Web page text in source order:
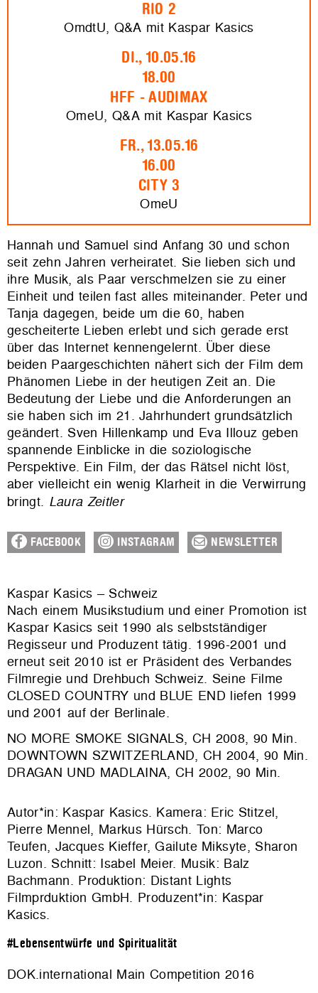
RIO 2
OmdtU, Q&A mit Kaspar Kasics
DI., 10.05.16
18.00
HFF - AUDIMAX
OmeU, Q&A mit Kaspar Kasics
FR., 13.05.16
16.00
CITY 3
OmeU
Hannah und Samuel sind Anfang 30 und schon
seit zehn Jahren verheiratet. Sie lieben sich und
ihre Musik, als Paar verschmelzen sie zu einer
Einheit und teilen fast alles miteinander. Peter und
Tanja dagegen, beide um die 60, haben
gescheiterte Lieben erlebt und sich gerade erst
über das Internet kennengelernt. Über diese
beiden Paargeschichten nähert sich der Film dem
Phänomen Liebe in der heutigen Zeit an. Die
Bedeutung der Liebe und die Anforderungen an
sie haben sich im 21. Jahrhundert grundsätzlich
geändert. Sven Hillenkamp und Eva Illouz geben
spannende Einblicke in die soziologische
Perspektive. Ein Film, der das Rätsel nicht löst,
aber vielleicht ein wenig Klarheit in die Verwirrung
bringt. Laura Zeitler
FACEBOOK INSTAGRAM NEWSLETTER
Kaspar Kasics – Schweiz
Nach einem Musikstudium und einer Promotion ist
Kaspar Kasics seit 1990 als selbstständiger
Regisseur und Produzent tätig. 1996-2001 und
erneut seit 2010 ist er Präsident des Verbandes
Filmregie und Drehbuch Schweiz. Seine Filme
CLOSED COUNTRY und BLUE END liefen 1999
und 2001 auf der Berlinale.
NO MORE SMOKE SIGNALS, CH 2008, 90 Min.
DOWNTOWN SZWITZERLAND, CH 2004, 90 Min.
DRAGAN UND MADLAINA, CH 2002, 90 Min.
Autor*in: Kaspar Kasics. Kamera: Eric Stitzel,
Pierre Mennel, Markus Hürsch. Ton: Marco
Teufen, Jacques Kieffer, Gailute Miksyte, Sharon
Luzon. Schnitt: Isabel Meier. Musik: Balz
Bachmann. Produktion: Distant Lights
Filmprduktion GmbH. Produzent*in: Kaspar
Kasics.
#Lebensentwürfe und Spiritualität
DOK.international Main Competition 2016